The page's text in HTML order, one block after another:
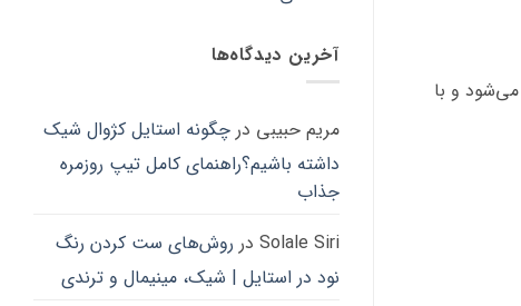
و با
در
صفحه
انتخاب
شوند
آخرین دیدگاه‌ها
مریم حبیبی در چگونه استایل کژوال شیک
داشته باشیم؟راهنمای کامل تیپ روزمره
جذاب
Solale Siri در روش‌های ست کردن رنگ
نود در استایل | شیک، مینیمال و ترندی